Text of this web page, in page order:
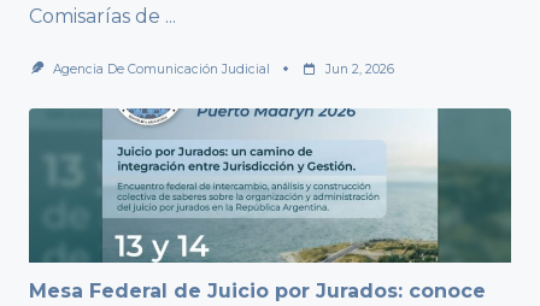
Comisarías de ...
Agencia De Comunicación Judicial Jun 2, 2026
Mesa Federal de Juicio por Jurados: conoce